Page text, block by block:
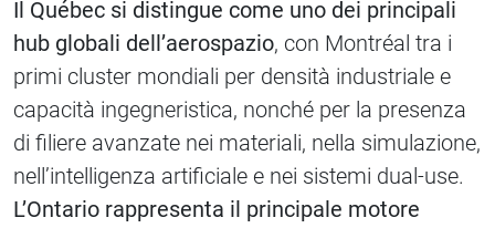
Il Québec si distingue come uno dei principali
hub globali dell’aerospazio, con Montréal tra i
primi cluster mondiali per densità industriale e
capacità ingegneristica, nonché per la presenza
di filiere avanzate nei materiali, nella simulazione,
nell’intelligenza artificiale e nei sistemi dual-use.
L’Ontario rappresenta il principale motore